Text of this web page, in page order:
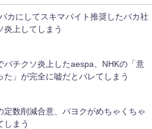
カにしてスキマバイト推奨したバカ社
炎上してしまう
バチクソ炎上したaespa、NHKの「意
た」が完全に嘘だとバレてしまう
定数削減合意、パヨクがめちゃくちゃ
しまう